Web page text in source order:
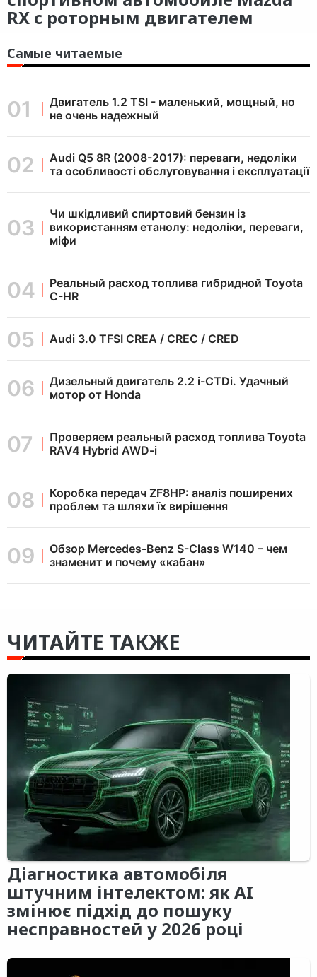
RX c роторным двигателем
Самые читаемые
Двигатель 1.2 TSI - маленький, мощный, но
не очень надежный
Audi Q5 8R (2008-2017): переваги, недоліки
та особливості обслуговування і експлуатації
Чи шкідливий спиртовий бензин із
використанням етанолу: недоліки, переваги,
міфи
Реальный расход топлива гибридной Toyota
C-HR
Audi 3.0 TFSI CREA / CREC / CRED
Дизельный двигатель 2.2 i-CTDi. Удачный
мотор от Honda
Проверяем реальный расход топлива Toyota
RAV4 Hybrid AWD-i
Коробка передач ZF8HP: аналіз поширених
проблем та шляхи їх вирішення
Обзор Mercedes-Benz S-Class W140 – чем
знаменит и почему «кабан»
ЧИТАЙТЕ ТАКЖЕ
Діагностика автомобіля
штучним інтелектом: як AI
змінює підхід до пошуку
несправностей у 2026 році